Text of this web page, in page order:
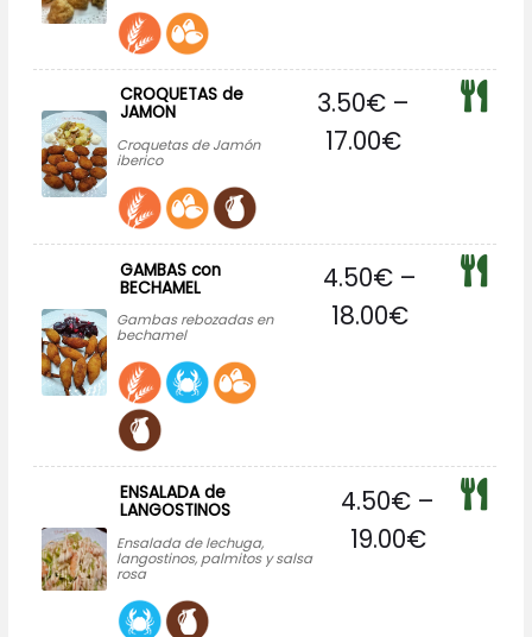
CROQUETAS de
JAMON
Croquetas de Jamón
iberico
3.50€ –
17.00€
GAMBAS con
BECHAMEL
Gambas rebozadas en
bechamel
4.50€–
18.00€
ENSALADA de
LANGOSTINOS
Ensalada de lechuga,
langostinos, palmitos y salsa
rosa
4.50€ –
19.00€